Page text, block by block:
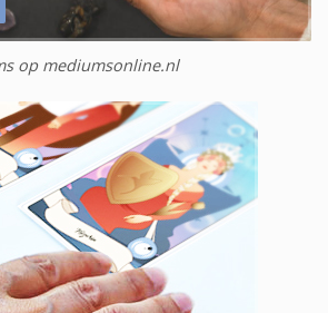
op mediumsonline.nl